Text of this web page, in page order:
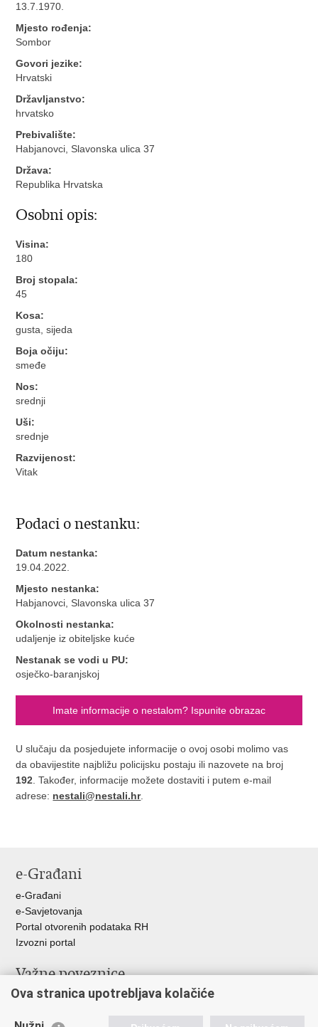
13.7.1970.
Mjesto rođenja:
Sombor
Govori jezike:
Hrvatski
Državljanstvo:
hrvatsko
Prebivalište:
Habjanovci, Slavonska ulica 37
Država:
Republika Hrvatska
Osobni opis:
Visina:
180
Broj stopala:
45
Kosa:
gusta, sijeda
Boja očiju:
smeđe
Nos:
srednji
Uši:
srednje
Razvijenost:
Vitak
Podaci o nestanku:
Datum nestanka:
19.04.2022.
Mjesto nestanka:
Habjanovci, Slavonska ulica 37
Okolnosti nestanka:
udaljenje iz obiteljske kuće
Nestanak se vodi u PU:
osječko-baranjskoj
Imate informacije o nestalom? Ispunite obrazac
U slučaju da posjedujete informacije o ovoj osobi molimo vas
da obavijestite najbližu policijsku postaju ili nazovete na broj
192 . Također, informacije možete dostaviti i putem e-mail
adrese: nestali@nestali.hr.
e-Građani
e-Građani
e-Savjetovanja
Portal otvorenih podataka RH
Izvozni portal
Važne poveznice
Ministarstvo unutarnjih poslova RH
Ova stranica upotrebljava kolačiće